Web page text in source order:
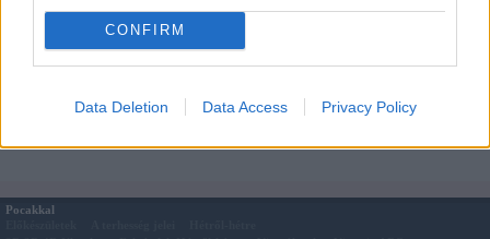
CONFIRM
Data Deletion Data Access Privacy Policy
Házi készítésű szörp meggyből
Rizstej házilag
Orgona szörp
Pocakkal